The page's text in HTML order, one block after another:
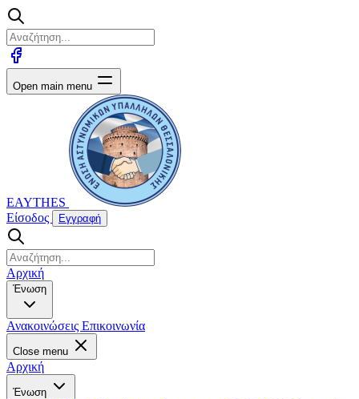
Open main menu
EAYTHES
Είσοδος
Εγγραφή
Αρχική
Ένωση
Ανακοινώσεις Επικοινωνία
Close menu
Αρχική
Ένωση